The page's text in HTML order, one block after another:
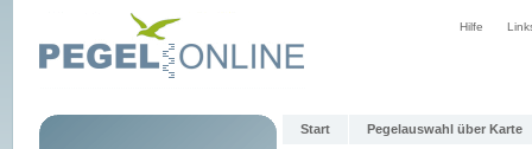
Hilfe
Start Pegelauswahl über Karte